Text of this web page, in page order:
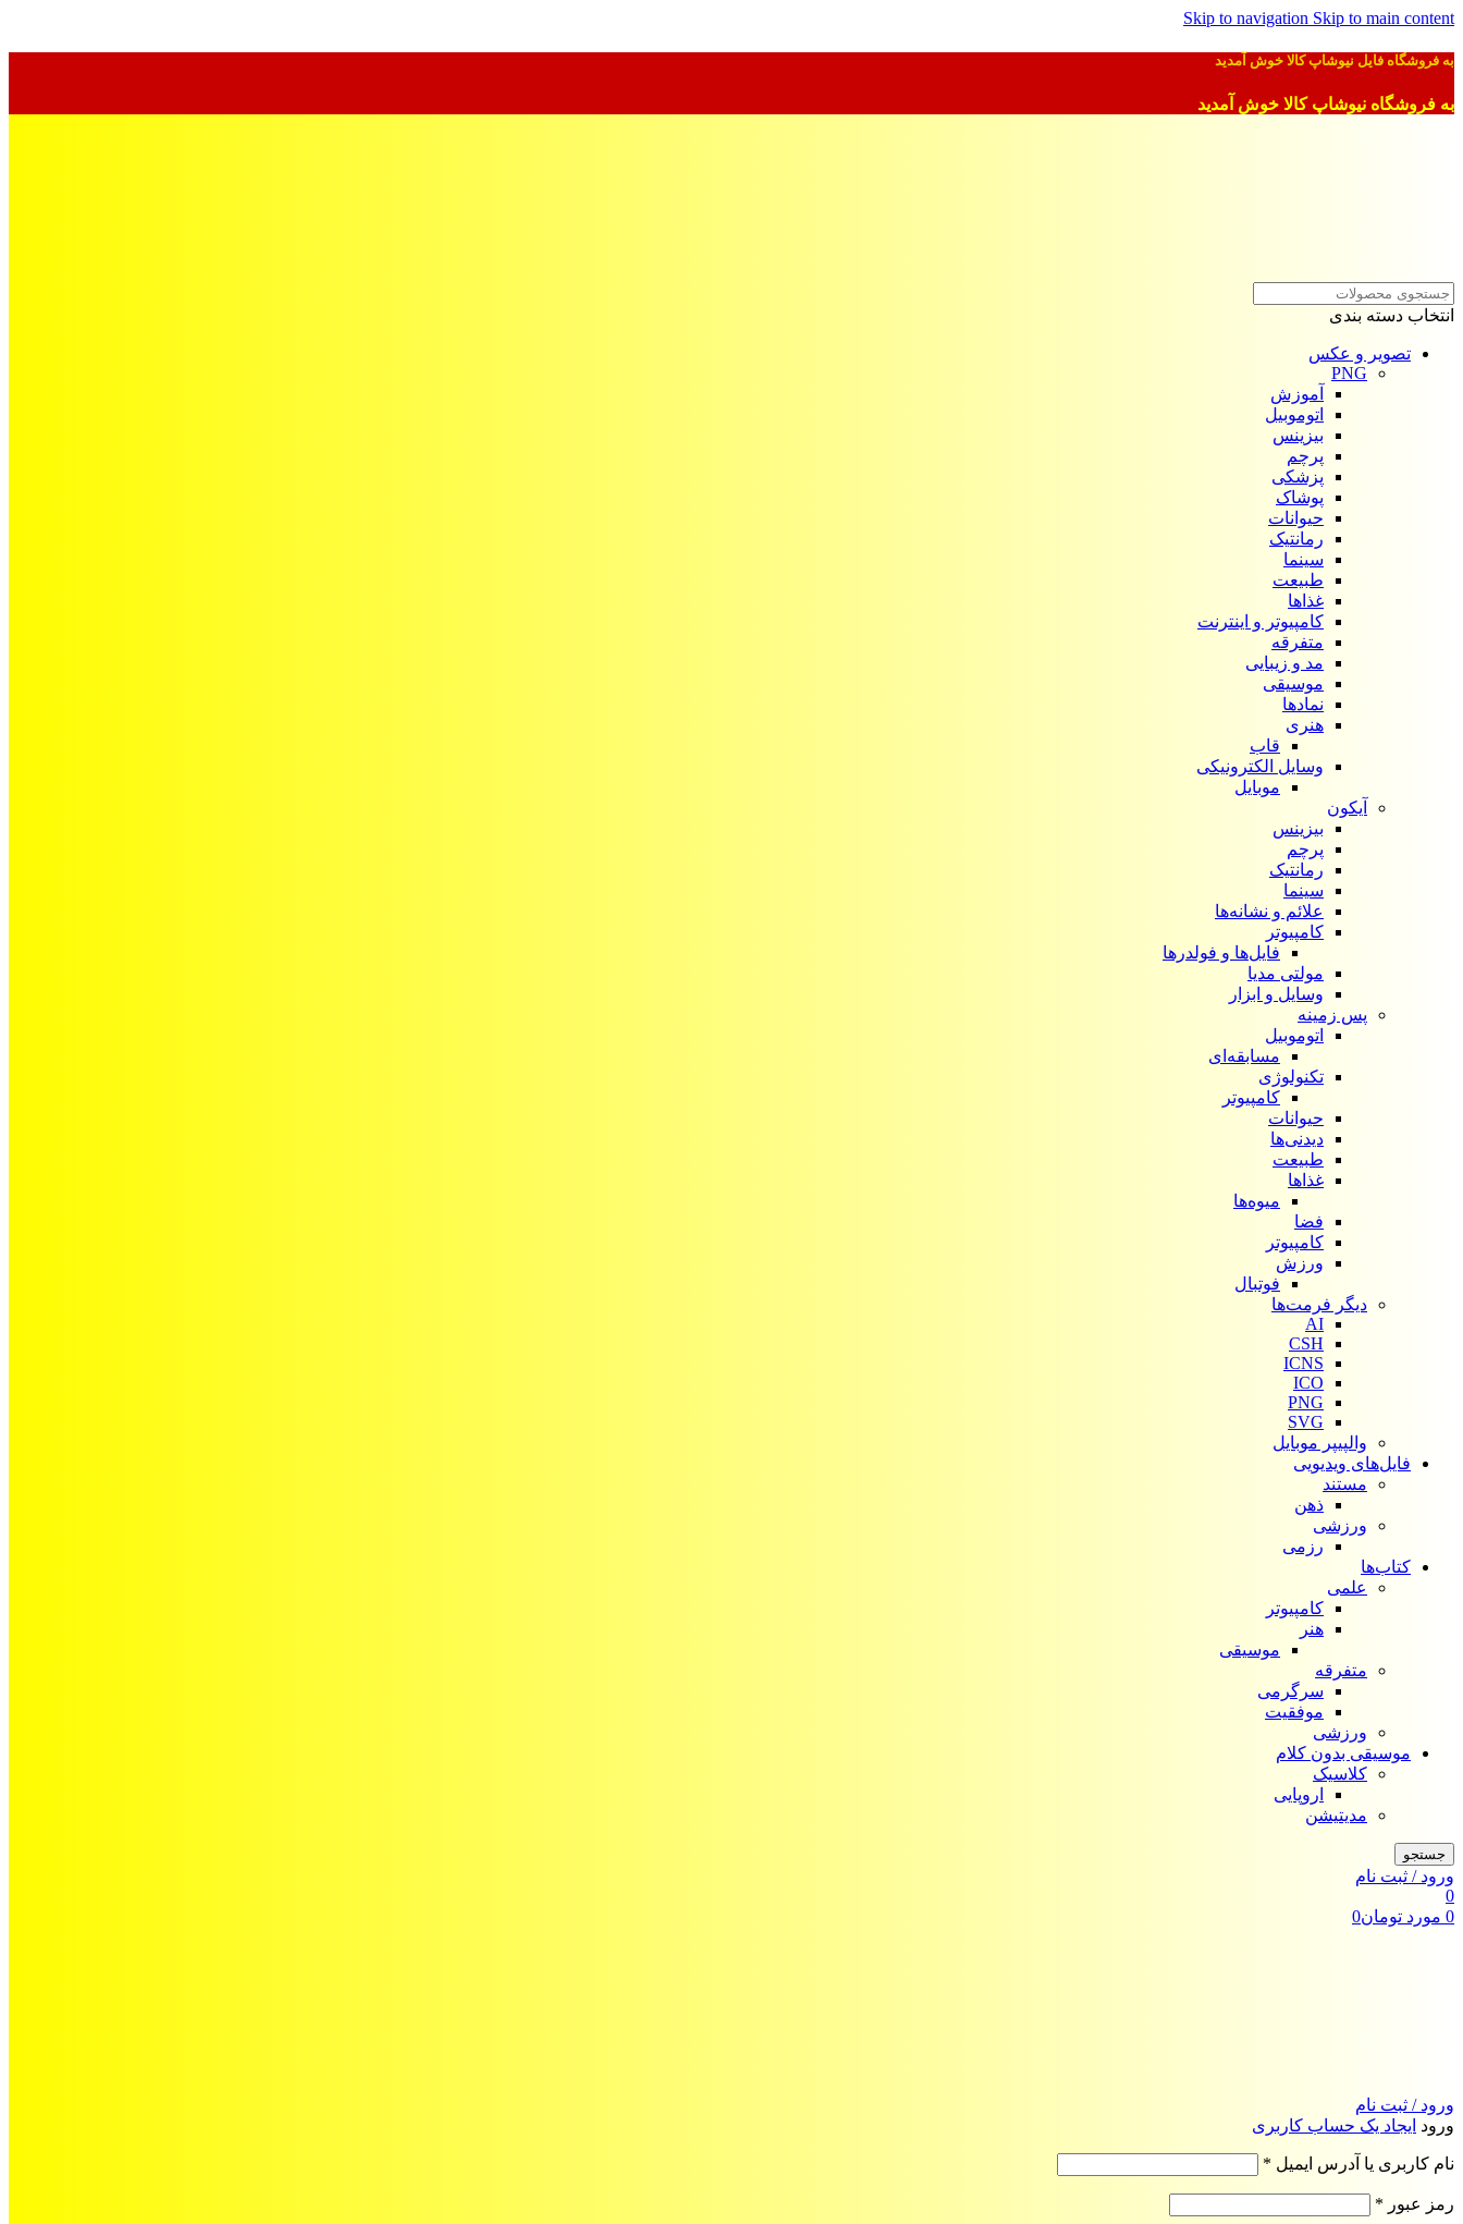
Skip to navigation Skip to main content
به فروشگاه فایل نیوشاپ کالا خوش آمدید
به فروشگاه نیوشاپ کالا خوش آمدید
انتخاب دسته بندی
تصویر و عکس
PNG
آموزش
اتوموبیل
بیزینس
پرچم
پزشکی
پوشاک
حیوانات
رمانتیک
سینما
طبیعت
غذاها
کامپیوتر و اینترنت
متفرقه
مد و زیبایی
موسیقی
نمادها
هنری
قاب
وسایل الکترونیکی
موبایل
آیکون‌
بیزینس
پرچم
رمانتیک
سینما
علائم و نشانه‌ها
کامپیوتر
فایل‌ها و فولدرها
مولتی مدیا
وسایل و ابزار
پس زمینه
اتوموبیل
مسابقه‌ای
تکنولوژی
کامپیوتر
حیوانات
دیدنی‌ها
طبیعت
غذاها
میوه‌ها
فضا
کامپیوتر
ورزش
فوتبال
دیگر فرمت‌ها
AI
CSH
ICNS
ICO
PNG
SVG
والپیپر موبایل
فایل‌های ویدیویی
مستند
ذهن
ورزشی
رزمی
کتاب‌ها
علمی
کامپیوتر
هنر
موسیقی
متفرقه
سرگرمی
موفقیت
ورزشی
موسیقی بدون کلام
کلاسیک
اروپایی
مدیتیشن
جستجو
ورود / ثبت نام
0
0 مورد تومان0
ورود / ثبت نام
ورود ایجاد یک حساب کاربری
نام کاربری یا آدرس ایمیل *
رمز عبور *